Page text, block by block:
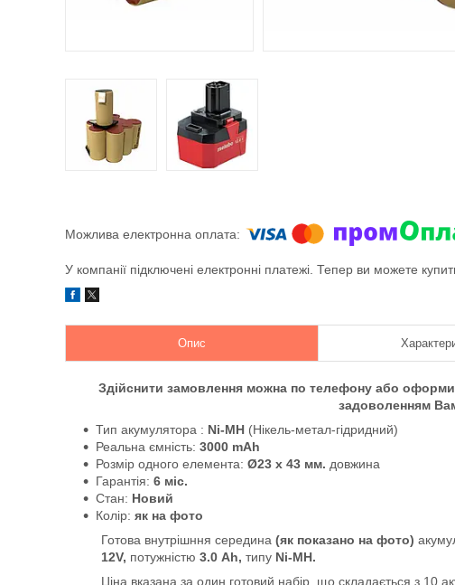
У компанії підключені електронні платежі. Тепер ви можете
Опис
Здійснити замовлення можна по телефону або
задоволенням
Тип акумулятора : Ni-MH (Нікель-метал-гідридний)
Реальна ємність: 3000 mAh
Розмір одного елемента: Ø23 x 43 мм. довжина
Гарантія: 6 міс.
Стан: Новий
Колір: як на фото
Готова внутрішння середина (як показано на фото)
12V, потужністю 3.0 Ah, типу Ni-MH.
Ціна вказана за один готовий набір, що складається з 10